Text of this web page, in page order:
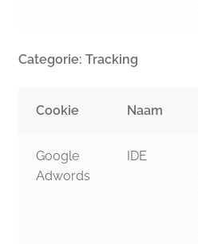
Categorie: Tracking
Cookie Naam
Google
Adwords
IDE